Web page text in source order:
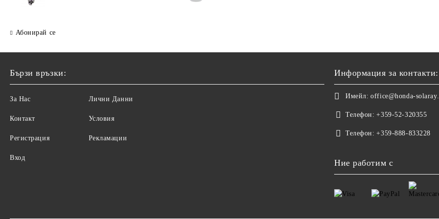
Абонирай се
Бързи връзки:
За Нас
Контакт
Регистрация
Вход
Лични Данни
Условия
Рекламации
Информация за контакти:
Имейл: office@honda-
Телефон: +359-52-320355
Телефон: +359-888-833228
Ние работим с